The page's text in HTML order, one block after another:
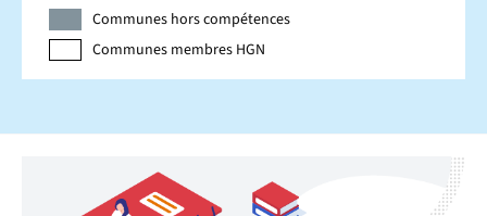
Communes hors compétences
Communes membres HGN